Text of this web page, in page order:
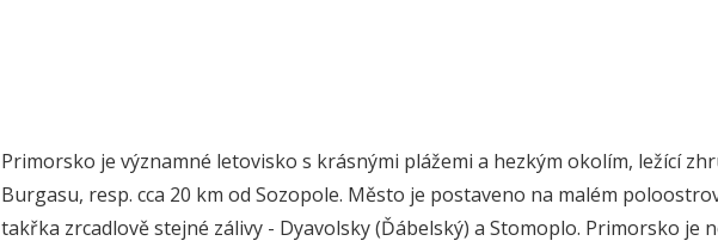
Primorsko je významné letovisko s krásnými plážemi a hezkým okolím, ležící
Burgasu, resp. cca 20 km od Sozopole. Město je postaveno na malém
takřka zrcadlově stejné zálivy - Dyavolsky (Ďábelský) a Stomoplo. Primorsko je